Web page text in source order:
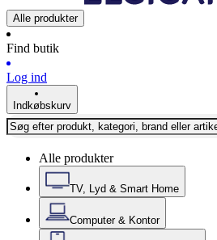
Alle produkter
Find butik
Log ind
Indkøbskurv
Alle produkter
TV, Lyd & Smart Home
Computer & Kontor